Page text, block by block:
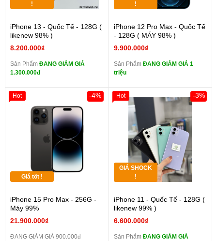
!
iPhone 13 - Quốc Tế - 128G (
likenew 98% )
8.200.000₫
Sản Phẩm ĐANG GIẢM GIÁ
1.300.000đ
!
iPhone 12 Pro Max - Quốc Tế
- 128G ( MÁY 98% )
9.900.000₫
Sản Phẩm ĐANG GIẢM GIÁ 1
triệu
Giá tốt !
iPhone 15 Pro Max - 256G -
Máy 99%
21.900.000₫
-4%
ĐANG GIẢM GIÁ 900.000đ
Hot
GIÁ SHOCK
!
iPhone 11 - Quốc Tế - 128G (
likenew 99% )
6.600.000₫
-3%
Sản Phẩm ĐANG GIẢM GIÁ
Hot